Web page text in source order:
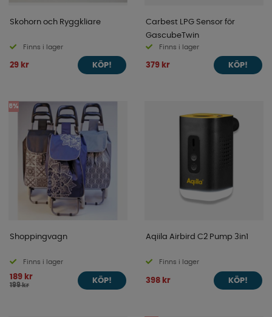
Skohorn och Ryggkliare
Finns i lager
29 kr KÖP!
Carbest LPG Sensor för
GascubeTwin
Finns i lager
379 kr KÖP!
5%
Shoppingvagn
Finns i lager
189 kr
199 kr
KÖP!
Aqiila Airbird C2 Pump 3in1
Finns i lager
398 kr KÖP!